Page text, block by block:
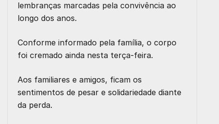
lembranças marcadas pela convivência ao
longo dos anos.
Conforme informado pela família, o corpo
foi cremado ainda nesta terça-feira.
Aos familiares e amigos, ficam os
sentimentos de pesar e solidariedade diante
da perda.